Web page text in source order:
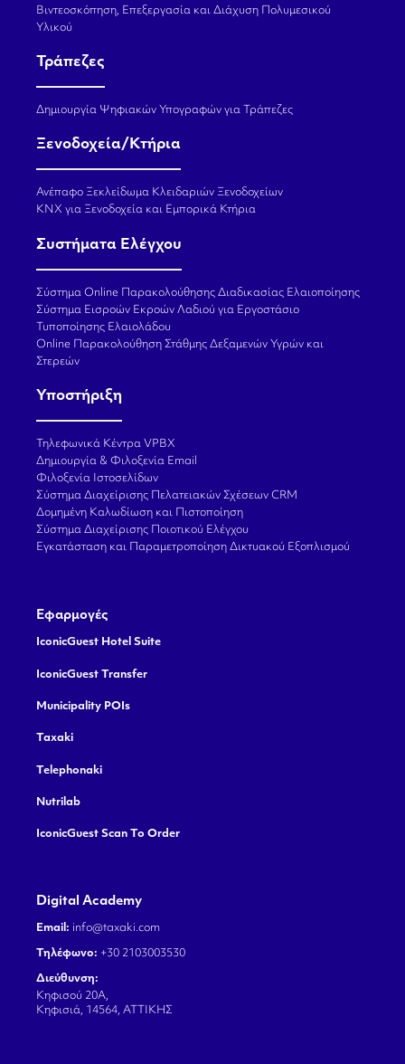
Βιντεοσκόπηση, Επεξεργασία και Διάχυση Πολυμεσικού
Υλικού
Τράπεζες
Δημιουργία Ψηφιακών Υπογραφών για Τράπεζες
Ξενοδοχεία/Κτήρια
Ανέπαφο Ξεκλείδωμα Κλειδαριών Ξενοδοχείων
KNX για Ξενοδοχεία και Εμπορικά Κτήρια
Συστήματα Ελέγχου
Σύστημα Online Παρακολούθησης Διαδικασίας Ελαιοποίησης
Σύστημα Εισροών Εκροών Λαδιού για Εργοστάσιο
Τυποποίησης Ελαιολάδου
Online Παρακολούθηση Στάθμης Δεξαμενών Υγρών και
Στερεών
Υποστήριξη
Τηλεφωνικά Κέντρα VPBX
Δημιουργία & Φιλοξενία Email
Φιλοξενία Ιστοσελίδων
Σύστημα Διαχείρισης Πελατειακών Σχέσεων CRM
Δομημένη Καλωδίωση και Πιστοποίηση
Σύστημα Διαχείρισης Ποιοτικού Ελέγχου
Εγκατάσταση και Παραμετροποίηση Δικτυακού Εξοπλισμού
Εφαρμογές
IconicGuest Hotel Suite
IconicGuest Transfer
Municipality POIs
Taxaki
Telephonaki
Nutrilab
IconicGuest Scan To Order
Digital Academy
Email: info@taxaki.com
Τηλέφωνο: +30 2103003530
Διεύθυνση:
Κηφισού 20Α,
Κηφισιά, 14564, ΑΤΤΙΚΗΣ